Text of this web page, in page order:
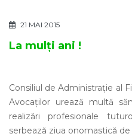
21 MAI 2015
La mulți ani !
Consiliul de Administrație al
Avocaților urează multă
realizări profesionale
serbează ziua onomastică